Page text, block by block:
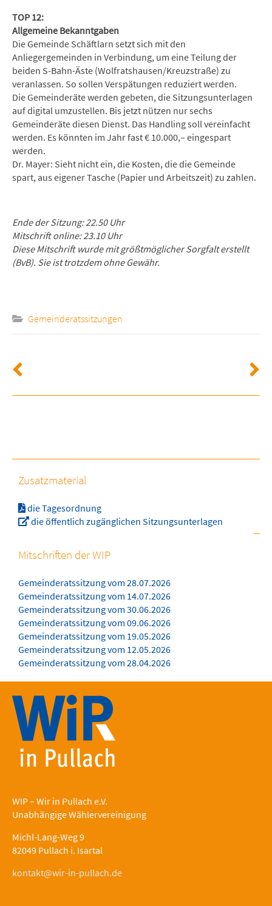
TOP 12:
Allgemeine Bekanntgaben
Die Gemeinde Schäftlarn setzt sich mit den
Anliegergemeinden in Verbindung, um eine Teilung der
beiden S-Bahn-Äste (Wolfratshausen/Kreuzstraße) zu
veranlassen. So sollen Verspätungen reduziert werden.
Die Gemeinderäte werden gebeten, die Sitzungsunterlagen
auf digital umzustellen. Bis jetzt nützen nur sechs
Gemeinderäte diesen Dienst. Das Handling soll vereinfacht
werden. Es könnten im Jahr fast € 10.000,– eingespart
werden.
Dr. Mayer: Sieht nicht ein, die Kosten, die die Gemeinde
spart, aus eigener Tasche (Papier und Arbeitszeit) zu zahlen.
Ende der Sitzung: 22.50 Uhr
Mitschrift online: 23.10 Uhr
Diese Mitschrift wurde mit größtmöglicher Sorgfalt erstellt
(BvB). Sie ist trotzdem ohne Gewähr.
Gemeinderatssitzungen
Zusatzmaterial
die Tagesordnung
die öffentlich zugänglichen Sitzungsunterlagen
Mitschriften der WIP
Gemeinderatssitzung vom 28.07.2026
Gemeinderatssitzung vom 14.07.2026
Gemeinderatssitzung vom 30.06.2026
Gemeinderatssitzung vom 09.06.2026
Gemeinderatssitzung vom 19.05.2026
Gemeinderatssitzung vom 12.05.2026
Gemeinderatssitzung vom 28.04.2026
WIP – Wir in Pullach e.V.
Unabhängige Wählervereinigung
Michl-Lang-Weg 9
82049 Pullach i. Isartal
kontakt@wir-in-pullach.de